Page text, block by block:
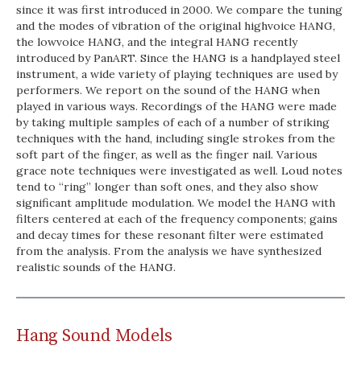
since it was first introduced in 2000. We compare the tuning
and the modes of vibration of the original high­voice HANG,
the low­voice HANG, and the integral HANG recently
introduced by PanART. Since the HANG is a hand­played steel
instrument, a wide variety of playing techniques are used by
performers. We report on the sound of the HANG when
played in various ways. Recordings of the HANG were made
by taking multiple samples of each of a number of striking
techniques with the hand, including single strokes from the
soft part of the finger, as well as the finger nail. Various
grace note techniques were investigated as well. Loud notes
tend to “ring” longer than soft ones, and they also show
significant amplitude modulation. We model the HANG with
filters centered at each of the frequency components; gains
and decay times for these resonant filter were estimated
from the analysis. From the analysis we have synthesized
realistic sounds of the HANG.
Hang Sound Models